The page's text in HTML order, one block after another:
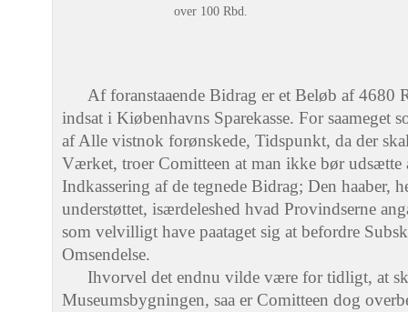
over 100 Rbd.
Af foranstaaende Bidrag er et Beløb af 4680
indsat i Kiøbenhavns Sparekasse. For saameget
af Alle vistnok forønskede, Tidspunkt, da der
Værket, troer Comitteen at man ikke bør udsætte
Indkassering af de tegnede Bidrag; Den haaber,
understøttet, isærdeleshed hvad Provindserne
som velvilligt have paataget sig at befordre
Omsendelse.
Ihvorvel det endnu vilde være for tidligt, at
Museumsbygningen, saa er Comitteen dog